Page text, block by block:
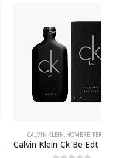
CALVIN KLEIN, HOMBRE,PERFUME
Calvin Klein Ck Be Edt 200ml Para Hombre